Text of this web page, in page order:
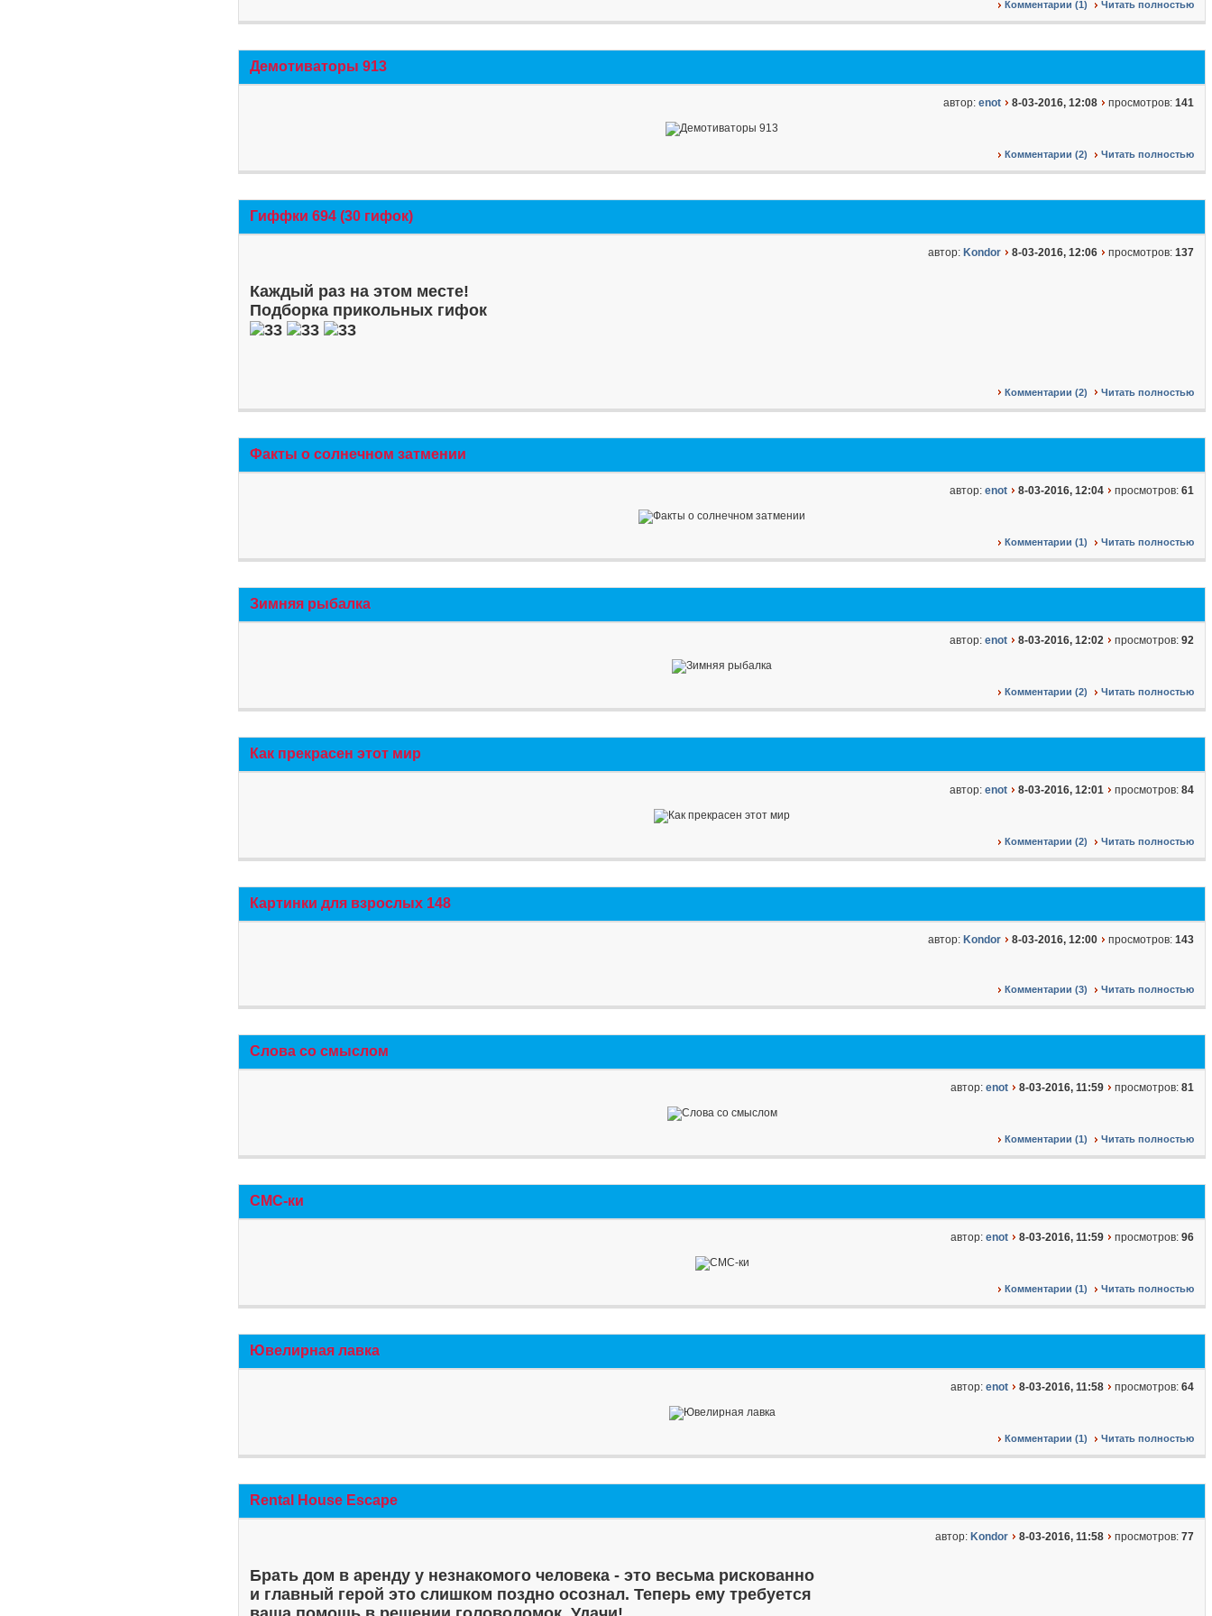
Комментарии (1) Читать полностью
Демотиваторы 913
автор: enot 8-03-2016, 12:08 просмотров: 141
Комментарии (2) Читать полностью
Гиффки 694 (30 гифок)
автор: Kondor 8-03-2016, 12:06 просмотров: 137
Каждый раз на этом месте!
Подборка прикольных гифок
Комментарии (2) Читать полностью
Факты о солнечном затмении
автор: enot 8-03-2016, 12:04 просмотров: 61
Комментарии (1) Читать полностью
Зимняя рыбалка
автор: enot 8-03-2016, 12:02 просмотров: 92
Комментарии (2) Читать полностью
Как прекрасен этот мир
автор: enot 8-03-2016, 12:01 просмотров: 84
Комментарии (2) Читать полностью
Картинки для взрослых 148
автор: Kondor 8-03-2016, 12:00 просмотров: 143
Комментарии (3) Читать полностью
Слова со смыслом
автор: enot 8-03-2016, 11:59 просмотров: 81
Комментарии (1) Читать полностью
СМС-ки
автор: enot 8-03-2016, 11:59 просмотров: 96
Комментарии (1) Читать полностью
Ювелирная лавка
автор: enot 8-03-2016, 11:58 просмотров: 64
Комментарии (1) Читать полностью
Rental House Escape
автор: Kondor 8-03-2016, 11:58 просмотров: 77
Брать дом в аренду у незнакомого человека - это весьма рискованно
и главный герой это слишком поздно осознал. Теперь ему требуется